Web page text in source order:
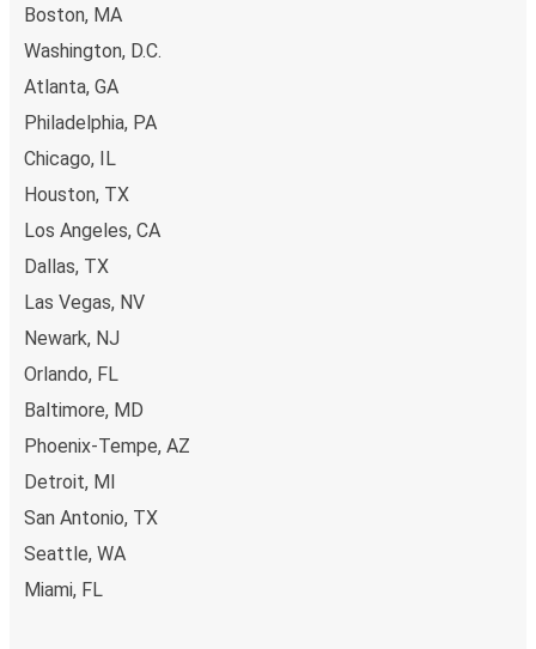
Boston, MA
Washington, D.C.
Atlanta, GA
Philadelphia, PA
Chicago, IL
Houston, TX
Los Angeles, CA
Dallas, TX
Las Vegas, NV
Newark, NJ
Orlando, FL
Baltimore, MD
Phoenix-Tempe, AZ
Detroit, MI
San Antonio, TX
Seattle, WA
Miami, FL